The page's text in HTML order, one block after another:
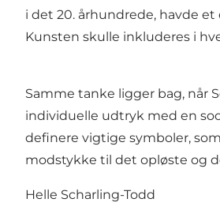
i det 20. århundrede, havde
Kunsten skulle inkluderes i
Samme tanke ligger bag, når
individuelle udtryk med en
definere vigtige symboler,
modstykke til det opløste og
Helle Scharling-Todd